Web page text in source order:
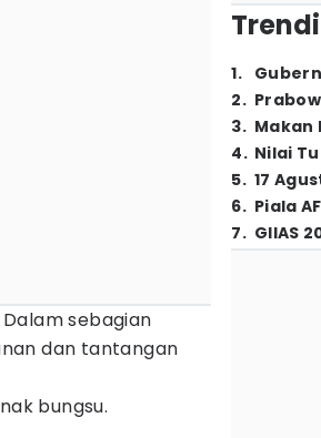
sebagian
dan tantangan
bungsu.
1.
2.
3. Makan
4. Nilai
5. 17
6. Piala
7. GIIAS